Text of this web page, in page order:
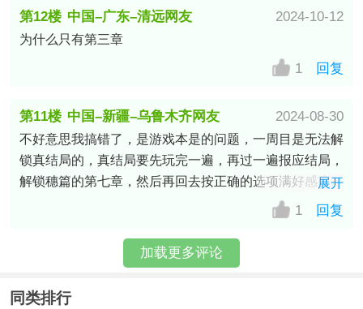
第12楼 中国–广东–清远网友 2024-10-12
为什么只有第三章
1 回复
第11楼 中国–新疆–乌鲁木齐网友 2024-08-30
不好意思我搞错了，是游戏本是的问题，一周目是无法解
锁真结局的，真结局要先玩完一遍，再过一遍报应结局，
解锁穗篇的第七章，然后再回去按正确的选项满好感度解
展开
1 回复
加载更多评论
同类排行